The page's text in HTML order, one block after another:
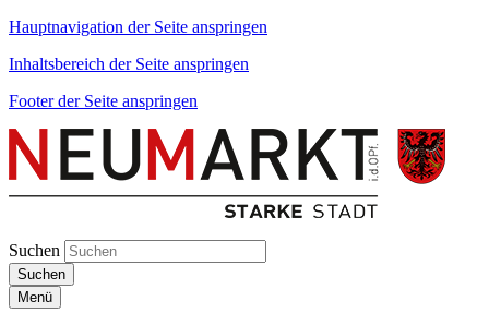
Hauptnavigation der Seite anspringen
Inhaltsbereich der Seite anspringen
Footer der Seite anspringen
Suchen
Suchen
Menü